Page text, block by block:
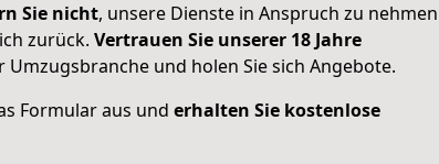
Sie nicht, unsere Dienste in Anspruch zu nehmen
zurück. Vertrauen Sie unserer 18 Jahre
Umzugsbranche und holen Sie sich Angebote.
Formular aus und erhalten Sie kostenlose